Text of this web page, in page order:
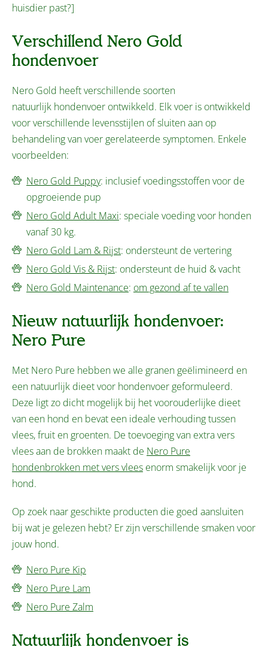
huisdier past?]
Verschillend Nero Gold
hondenvoer
Nero Gold heeft verschillende soorten
natuurlijk hondenvoer ontwikkeld. Elk voer is ontwikkeld
voor verschillende levensstijlen of sluiten aan op
behandeling van voer gerelateerde symptomen. Enkele
voorbeelden:
Nero Gold Puppy: inclusief voedingsstoffen voor de
opgroeiende pup
Nero Gold Adult Maxi: speciale voeding voor honden
vanaf 30 kg.
Nero Gold Lam & Rijst: ondersteunt de vertering
Nero Gold Vis & Rijst: ondersteunt de huid & vacht
Nero Gold Maintenance: om gezond af te vallen
Nieuw natuurlijk hondenvoer:
Nero Pure
Met Nero Pure hebben we alle granen geëlimineerd en
een natuurlijk dieet voor hondenvoer geformuleerd.
Deze ligt zo dicht mogelijk bij het voorouderlijke dieet
van een hond en bevat een ideale verhouding tussen
vlees, fruit en groenten. De toevoeging van extra vers
vlees aan de brokken maakt de Nero Pure
hondenbrokken met vers vlees enorm smakelijk voor je
hond.
Op zoek naar geschikte producten die goed aansluiten
bij wat je gelezen hebt? Er zijn verschillende smaken voor
jouw hond.
Nero Pure Kip
Nero Pure Lam
Nero Pure Zalm
Natuurlijk hondenvoer is